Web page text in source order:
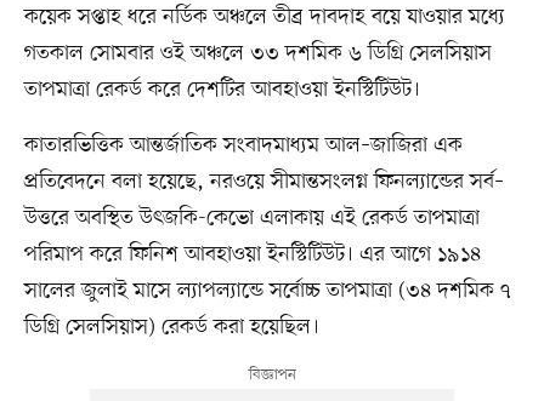
কয়েক সপ্তাহ ধরে নর্ডিক অঞ্চলে তীব্র দাবদাহ বয়ে যাওয়ার মধ্যে
গতকাল সোমবার ওই অঞ্চলে ৩৩ দশমিক ৬ ডিগ্রি সেলসিয়াস
তাপমাত্রা রেকর্ড করে দেশটির আবহাওয়া ইনস্টিটিউট।
কাতারভিত্তিক আন্তর্জাতিক সংবাদমাধ্যম আল–জাজিরা এক
প্রতিবেদনে বলা হয়েছে, নরওয়ে সীমান্তসংলগ্ন ফিনল্যান্ডের সর্ব–
উত্তরে অবস্থিত উৎজকি-কেভো এলাকায় এই রেকর্ড তাপমাত্রা
পরিমাপ করে ফিনিশ আবহাওয়া ইনস্টিটিউট। এর আগে ১৯১৪
সালের জুলাই মাসে ল্যাপল্যান্ডে সর্বোচ্চ তাপমাত্রা (৩৪ দশমিক ৭
ডিগ্রি সেলসিয়াস) রেকর্ড করা হয়েছিল।